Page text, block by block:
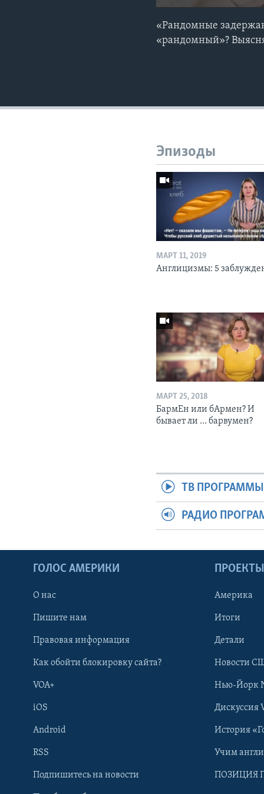
Learning English
«Рандомные
«рандомный»?
Эпизоды
МАРТ 11, 2019
Англицизмы: 5
МАРТ 25, 2018
БармЕн или бАрмен? И
бывает ли ... барвумен?
ТВ ПРОГРАММЫ
РАДИО
ГОЛОС АМЕРИКИ
О нас
Пишите нам
Правовая информация
Как обойти блокировку сайта?
VOA+
iOS
Android
RSS
Подпишитесь на новости
ПРОЕКТЫ
Америка
Итоги
Детали
Новости
Нью-Йорк
Дискуссия
История
Учим
ПОЗИЦИЯ